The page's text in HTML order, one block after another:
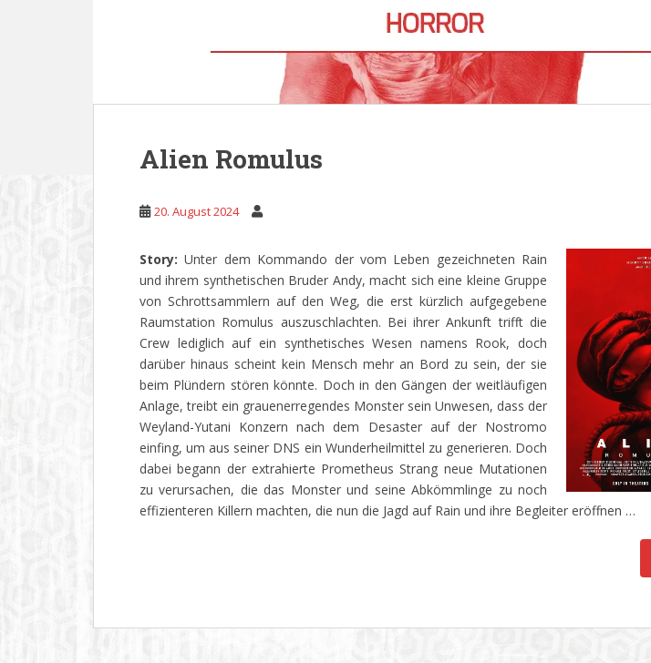
Alien Romulus
20. August 2024
Story: Unter dem Kommando der vom Leben gezeichneten Rain
und ihrem synthetischen Bruder Andy, macht sich eine kleine Gruppe
von Schrottsammlern auf den Weg, die erst kürzlich aufgegebene
Raumstation Romulus auszuschlachten. Bei ihrer Ankunft trifft die
Crew lediglich auf ein synthetisches Wesen namens Rook, doch
darüber hinaus scheint kein Mensch mehr an Bord zu sein, der sie
beim Plündern stören könnte. Doch in den Gängen der weitläufigen
Anlage, treibt ein grauenerregendes Monster sein Unwesen, dass der
Weyland-Yutani Konzern nach dem Desaster auf der Nostromo
einfing, um aus seiner DNS ein Wunderheilmittel zu generieren. Doch
dabei begann der extrahierte Prometheus Strang neue Mutationen
zu verursachen, die das Monster und seine Abkömmlinge zu noch
effizienteren Killern machten, die nun die Jagd auf Rain und ihre Begleiter eröffnen …